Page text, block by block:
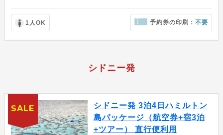
1人OK 予約券の印刷：不要
シドニー発
シドニー発 3泊4日ハミルトン
島パッケージ（航空券+宿3泊
+ツアー） 直行便利用
SALE